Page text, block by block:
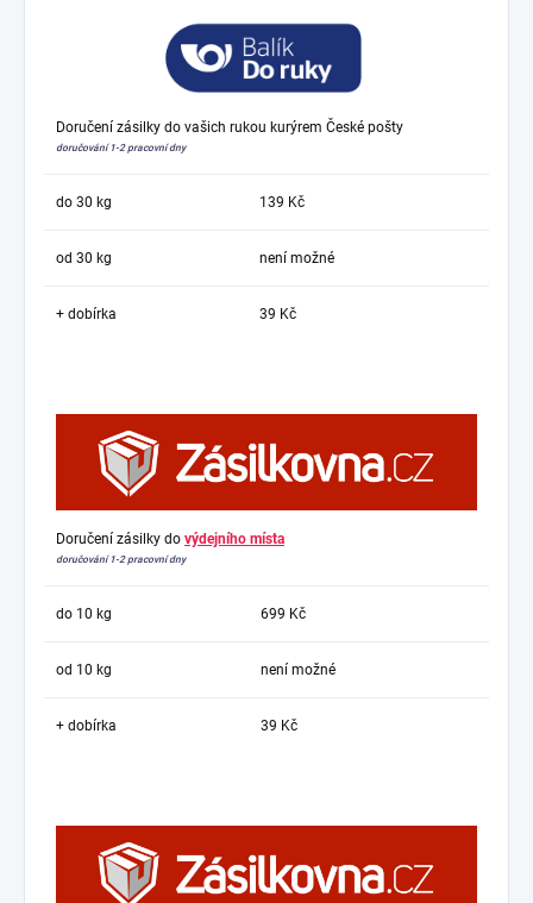
Doručení zásilky do vašich rukou kurýrem České pošty
doručování 1-2 pracovní dny
do 30 kg 139 Kč
od 30 kg není možné
+ dobírka 39 Kč
Doručení zásilky do výdejního místa
doručování 1-2 pracovní dny
do 10 kg 699 Kč
od 10 kg není možné
+ dobírka 39 Kč